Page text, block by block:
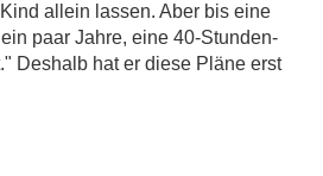
allein lassen. Aber bis eine
paar Jahre, eine 40-Stunden-
Deshalb hat er diese Pläne erst